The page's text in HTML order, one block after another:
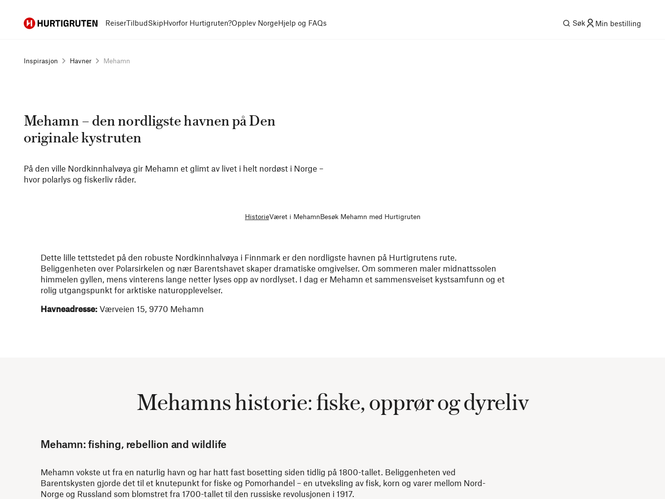
Hurtigruten ReiserTilbudSkipHvorfor Hurtigruten?Opplev NorgeHjelp og FAQs Søk Min bestilling
Inspirasjon Havner Mehamn
Mehamn – den nordligste havnen på Den
originale kystruten
På den ville Nordkinnhalvøya gir Mehamn et glimt av livet i helt nordøst i Norge –
hvor polarlys og fiskerliv råder.
HistorieVæret i MehamnBesøk Mehamn med Hurtigruten
Dette lille tettstedet på den robuste Nordkinnhalvøya i Finnmark er den nordligste havnen på Hurtigrutens rute.
Beliggenheten over Polarsirkelen og nær Barentshavet skaper dramatiske omgivelser. Om sommeren maler midnattssolen
himmelen gyllen, mens vinterens lange netter lyses opp av nordlyset. I dag er Mehamn et sammensveiset kystsamfunn og et
rolig utgangspunkt for arktiske naturopplevelser.
Havneadresse: Værveien 15, 9770 Mehamn
Mehamns historie: fiske, opprør og dyreliv
Mehamn: fishing, rebellion and wildlife
Mehamn vokste ut fra en naturlig havn og har hatt fast bosetting siden tidlig på 1800-tallet. Beliggenheten ved
Barentskysten gjorde det til et knutepunkt for fiske og Pomorhandel – en utveksling av fisk, korn og varer mellom Nord-
Norge og Russland som blomstret fra 1700-tallet til den russiske revolusjonen i 1917.